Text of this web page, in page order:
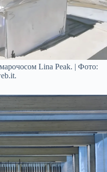
Lina Peak. | Фото: